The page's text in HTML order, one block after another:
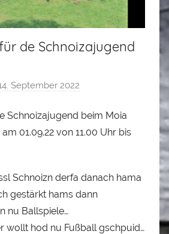
de Schnoizajugend
September 2022
n
A
i
s
t
Schnoizajugend beim Moia
01.09.22 von 11.00 Uhr bis
Schnoizn derfa danach hama
gestärkt hams dann
nu Ballspiele…
wollt hod nu Fußball gschpuid…